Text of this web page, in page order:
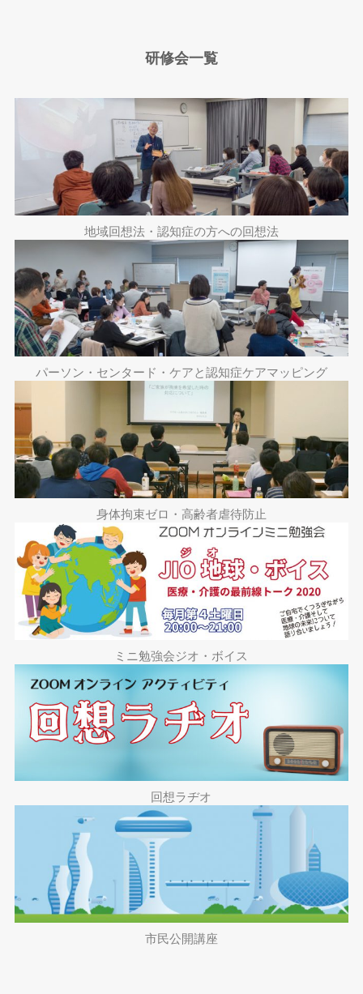
研修会一覧
地域回想法・認知症の方への回想法
パーソン・センタード・ケアと認知症ケアマッピング
身体拘束ゼロ・高齢者虐待防止
ミニ勉強会ジオ・ボイス
回想ラヂオ
市民公開講座